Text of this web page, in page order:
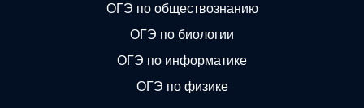
ОГЭ по обществознанию
ОГЭ по биологии
ОГЭ по информатике
ОГЭ по физике